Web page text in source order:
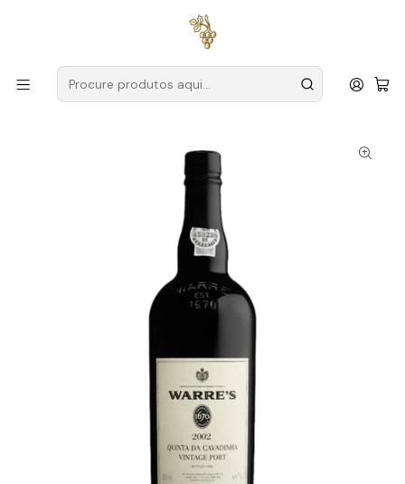
para encomendas a partir de
Produtores Douro
Warre's
Warre's Quinta da Cavadinha Vintage 2010 Porto 75cl